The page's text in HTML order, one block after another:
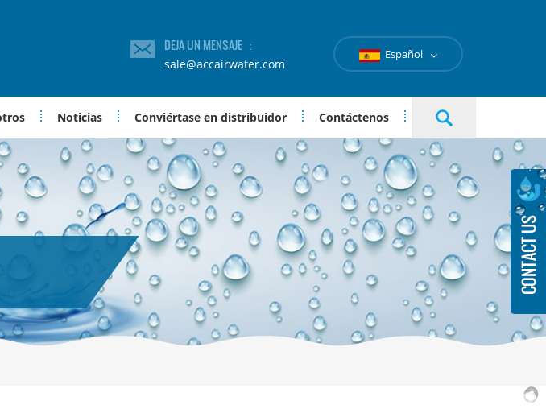
DEJA UN MENSAJE ：
sale@accairwater.com
Español
Noticias Conviértase en distribuidor Contáctenos